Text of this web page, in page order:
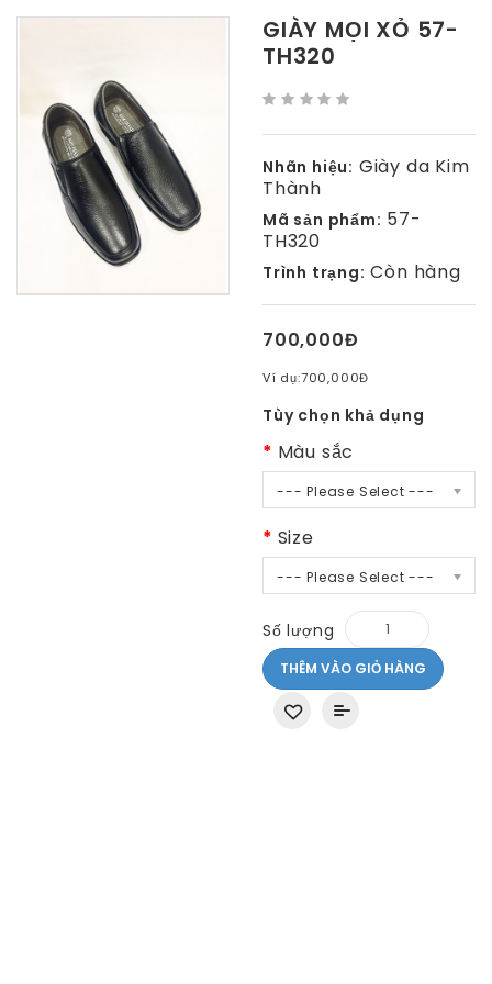
GIÀY MỌI XỎ 57-
TH320
Nhãn hiệu: Giày da Kim
Thành
Mã sản phẩm: 57-
TH320
Trình trạng: Còn hàng
700,000Đ
Ví dụ:700,000Đ
Tùy chọn khả dụng
Màu sắc
--- Please Select ---
Size
--- Please Select ---
Số lượng
THÊM VÀO GIỎ HÀNG